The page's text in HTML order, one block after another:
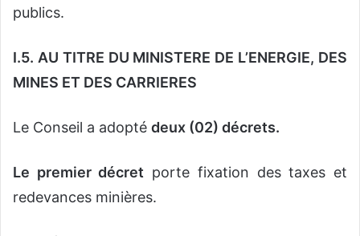
publics.
I.5. AU TITRE DU MINISTERE DE L’ENERGIE, DES
MINES ET DES CARRIERES
Le Conseil a adopté deux (02) décrets.
Le premier décret porte fixation des taxes et
redevances minières.